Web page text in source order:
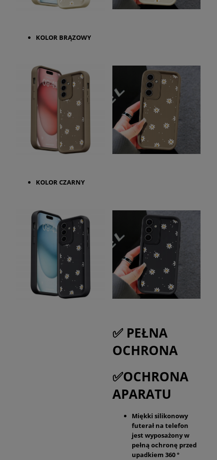
KOLOR BRĄZOWY
KOLOR CZARNY
✅ PEŁNA
OCHRONA
✅OCHRONA
APARATU
Miękki silikonowy
futerał na telefon
jest wyposażony w
pełną ochronę przed
upadkiem 360 °